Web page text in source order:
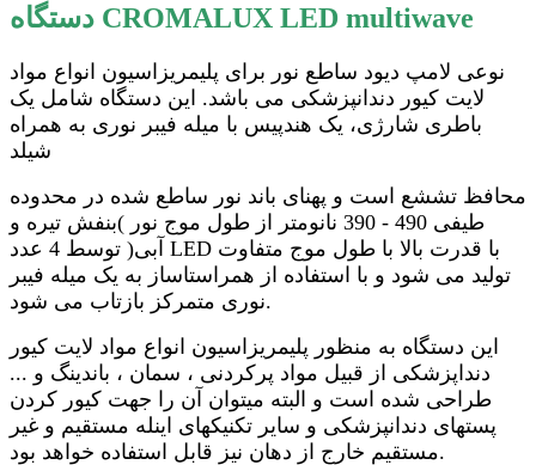
دستگاه CROMALUX LED multiwave
نوعی لامپ دیود ساطع نور برای پلیمریزاسیون انواع مواد
لایت کیور دندانپزشکی می باشد. این دستگاه شامل یک
باطری شارژی، یک هندپیس با میله فیبر نوری به همراه
شیلد
محافظ تششع است و پهنای باند نور ساطع شده در محدوده
طیفی 490 - 390 نانومتر از طول موج نور )بنفش تیره و
آبی( توسط 4 عدد LED با قدرت بالا با طول موج متفاوت
تولید می شود و با استفاده از همراستاساز به یک میله فیبر
نوری متمرکز بازتاب می شود.
این دستگاه به منظور پلیمریزاسیون انواع مواد لایت کیور
دنداپزشکی از قبیل مواد پرکردنی ، سمان ، باندینگ و ...
طراحی شده است و البته میتوان آن را جهت کیور کردن
پستهای دندانپزشکی و سایر تکنیکهای اینله مستقیم و غیر
مستقیم خارج از دهان نیز قابل استفاده خواهد بود.